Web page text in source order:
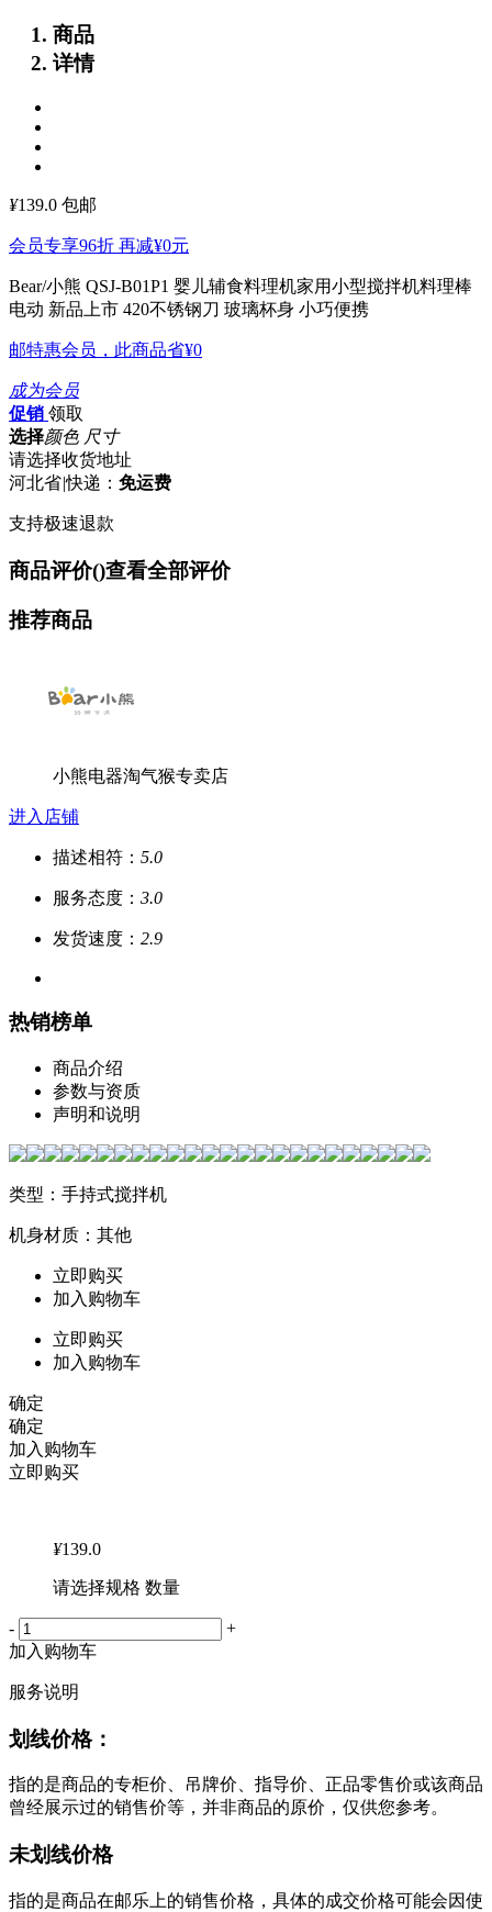
商品
详情
¥139.0 包邮
会员专享96折 再减¥0元
Bear/小熊 QSJ-B01P1 婴儿辅食料理机家用小型搅拌机料理棒
电动 新品上市 420不锈钢刀 玻璃杯身 小巧便携
邮特惠会员，此商品省¥0
成为会员
促销 领取
选择颜色 尺寸
请选择收货地址
河北省|快递： 免运费
支持极速退款
商品评价()查看全部评价
推荐商品
小熊电器淘气猴专卖店
进入店铺
描述相符： 5.0
服务态度： 3.0
发货速度： 2.9
热销榜单
商品介绍
参数与资质
声明和说明
类型：手持式搅拌机
机身材质：其他
立即购买
加入购物车
立即购买
加入购物车
确定
确定
加入购物车
立即购买
¥139.0
请选择规格 数量
-
+
加入购物车
服务说明
划线价格：
指的是商品的专柜价、吊牌价、指导价、正品零售价或该商品
曾经展示过的销售价等，并非商品的原价，仅供您参考。
未划线价格
指的是商品在邮乐上的销售价格，具体的成交价格可能会因使